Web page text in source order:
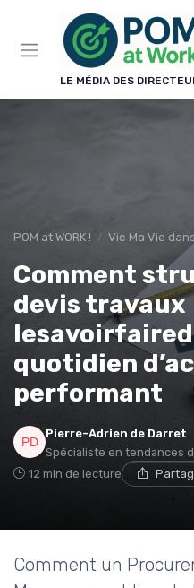
LE MÉDIA DES
POM at WORK ! Vie Ma Vie
Comment
devis travaux
quotidien
performant
Pierre-Adrien de Darret
Spécialiste en tendances
12 min de lecture
Comment un
Panneau de gestion des